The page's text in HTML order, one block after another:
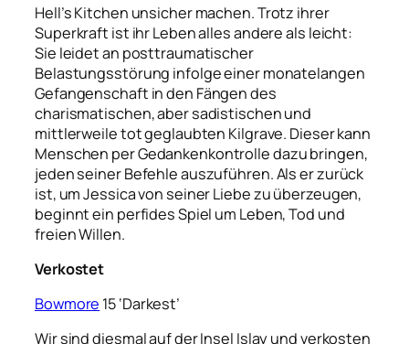
Hell’s Kitchen unsicher machen. Trotz ihrer
Superkraft ist ihr Leben alles andere als leicht:
Sie leidet an posttraumatischer
Belastungsstörung infolge einer monatelangen
Gefangenschaft in den Fängen des
charismatischen, aber sadistischen und
mittlerweile tot geglaubten Kilgrave. Dieser kann
Menschen per Gedankenkontrolle dazu bringen,
jeden seiner Befehle auszuführen. Als er zurück
ist, um Jessica von seiner Liebe zu überzeugen,
beginnt ein perfides Spiel um Leben, Tod und
freien Willen.
Verkostet
Bowmore 15 ‘Darkest’
Wir sind diesmal auf der Insel Islay und verkosten